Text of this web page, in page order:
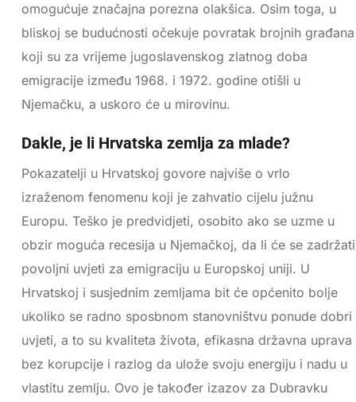
omogućuje značajna porezna olakšica. Osim toga, u
bliskoj se budućnosti očekuje povratak brojnih građana
koji su za vrijeme jugoslavenskog zlatnog doba
emigracije između 1968. i 1972. godine otišli u
Njemačku, a uskoro će u mirovinu.
Dakle, je li Hrvatska zemlja za mlade?
Pokazatelji u Hrvatskoj govore najviše o vrlo
izraženom fenomenu koji je zahvatio cijelu južnu
Europu. Teško je predvidjeti, osobito ako se uzme u
obzir moguća recesija u Njemačkoj, da li će se zadržati
povoljni uvjeti za emigraciju u Europskoj uniji. U
Hrvatskoj i susjednim zemljama bit će općenito bolje
ukoliko se radno sposbnom stanovništvu ponude dobri
uvjeti, a to su kvaliteta života, efikasna državna uprava
bez korupcije i razlog da ulože svoju energiju i nadu u
vlastitu zemlju. Ovo je također izazov za Dubravku